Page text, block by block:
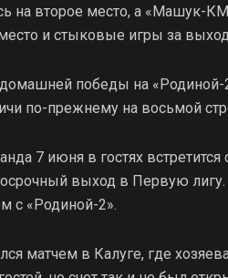
на второе место, а «Машук-
и стыковые игры за
домашней победы на
по-прежнему на восьмой
7 июня в гостях
выход в Первую
с «Родиной-2».
матчем в Калуге, где